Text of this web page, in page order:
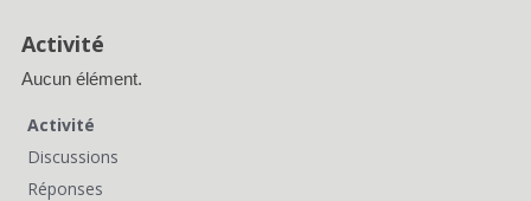
Activité
Aucun élément.
Activité
Discussions
Réponses